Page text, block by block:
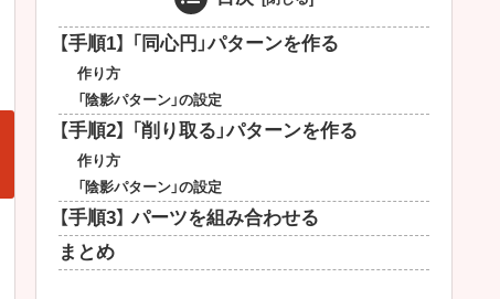
【手順1】 「同心円」パターンを作る
作り方
「陰影パターン」の設定
【手順2】 「削り取る」パターンを作る
作り方
「陰影パターン」の設定
【手順3】 パーツを組み合わせる
まとめ